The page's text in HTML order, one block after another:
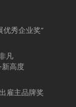
秀企业奖”
凡
新高度
雇主品牌奖